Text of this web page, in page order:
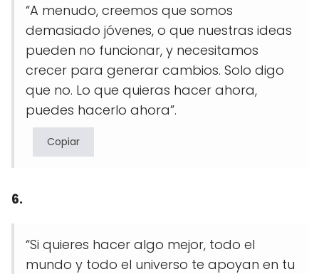
“A menudo, creemos que somos
demasiado jóvenes, o que nuestras ideas
pueden no funcionar, y necesitamos
crecer para generar cambios. Solo digo
que no. Lo que quieras hacer ahora,
puedes hacerlo ahora”.
Copiar
6.
“Si quieres hacer algo mejor, todo el
mundo y todo el universo te apoyan en tu